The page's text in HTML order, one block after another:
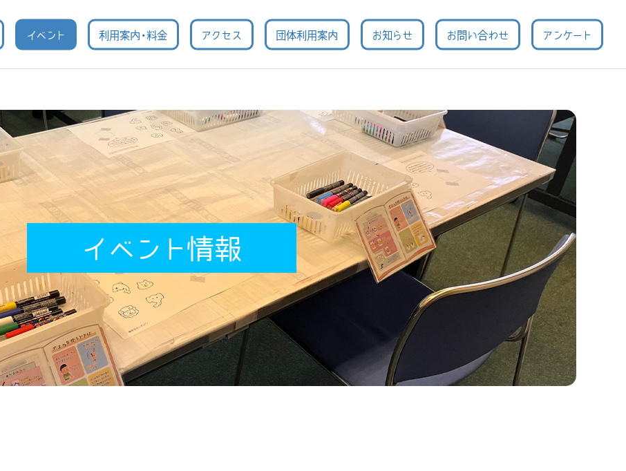
イベント 利用案内・料金 アクセス 団体利用案内 お知らせ お問い合わせ アンケート
イベント情報